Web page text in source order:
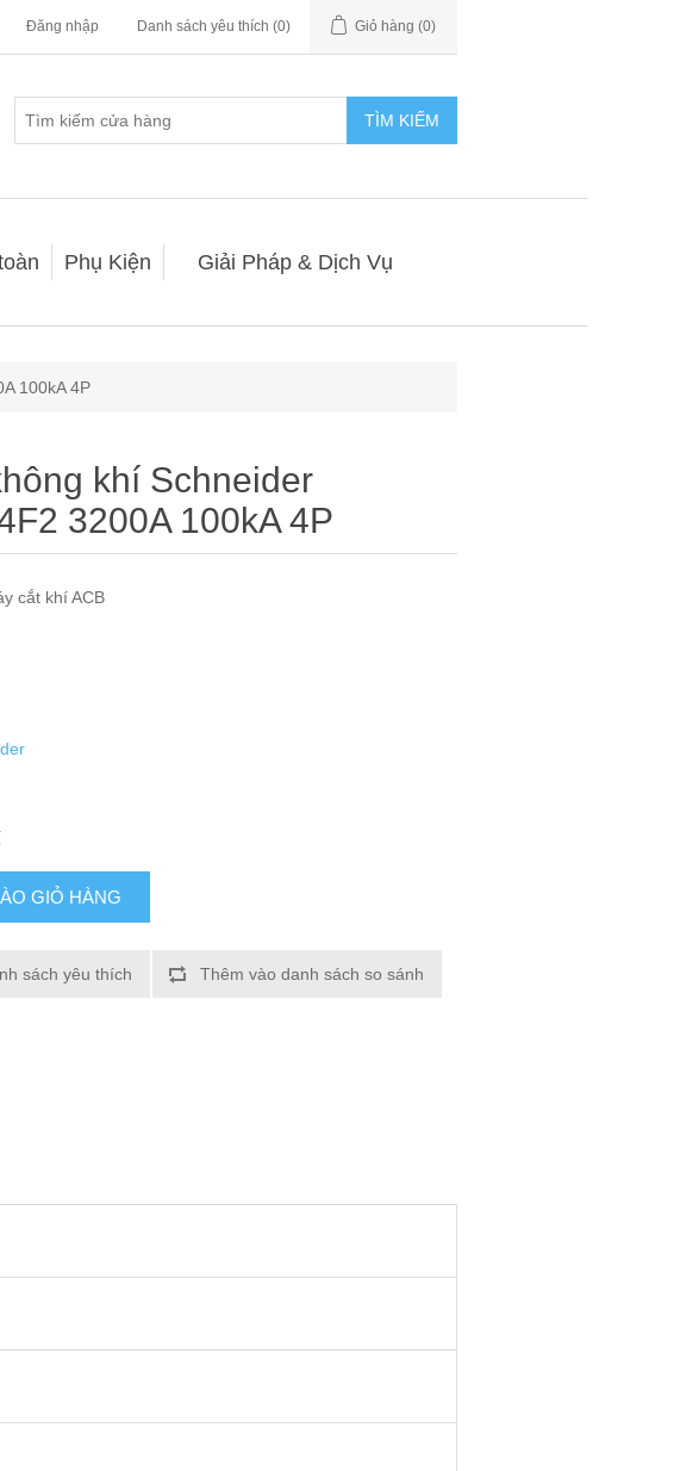
Đăng nhập Danh sách yêu thích (0) Giỏ hàng (0)
TÌM KIẾM
Phụ Kiện Giải Pháp & Dịch Vụ
100kA 4P
khí Schneider
3200A 100kA 4P
cắt khí ACB
GIỎ HÀNG
sách yêu thích Thêm vào danh sách so sánh